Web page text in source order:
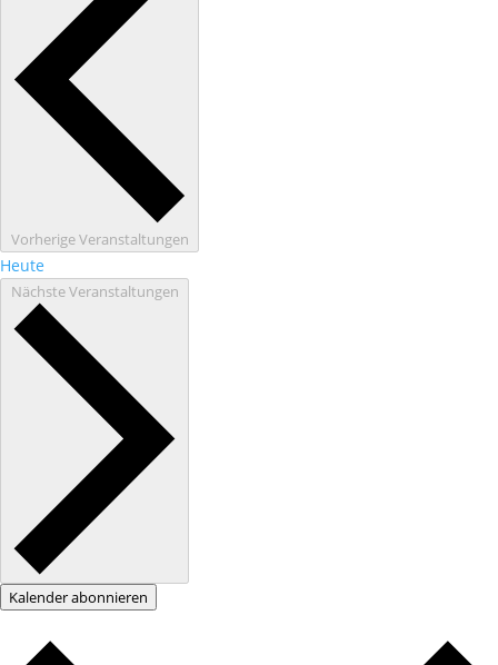
VorherigeVeranstaltungen
Heute
NächsteVeranstaltungen
Kalender abonnieren